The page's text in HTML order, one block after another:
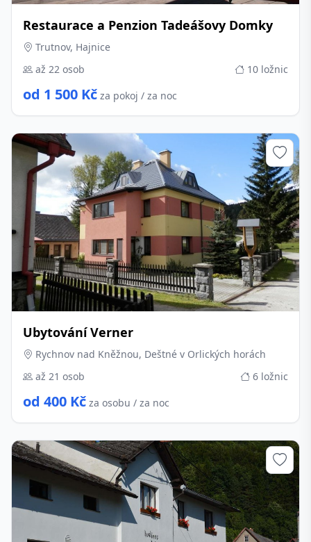
Restaurace a Penzion Tadeášovy Domky
Trutnov, Hajnice
až 22 osob
10 ložnic
od 1 500 Kč za pokoj / za noc
Ubytování Verner
Rychnov nad Kněžnou, Deštné v Orlických horách
až 21 osob
6 ložnic
od 400 Kč za osobu / za noc